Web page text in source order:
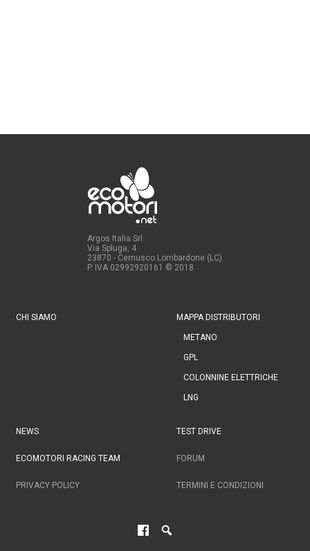
Argos Italia Srl
Via Spluga, 4
23870 - Cernusco Lombardone (LC)
P. IVA 02992920161 © 2018
CHI SIAMO MAPPA DISTRIBUTORI
METANO
GPL
COLONNINE ELETTRICHE
LNG
NEWS TEST DRIVE
ECOMOTORI RACING TEAM FORUM
PRIVACY POLICY TERMINI E CONDIZIONI